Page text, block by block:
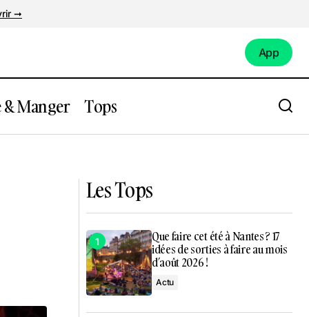
➞
App
Manger Tops
Les Tops
Que faire cet été à Nantes ? 17
idées de sorties à faire au mois
d’août 2026 !
Actu